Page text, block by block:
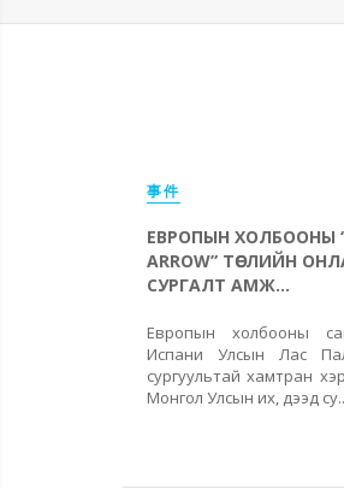
事件
ЕВРОПЫН ХОЛБООНЫ
ARROW” ТӨСЛИЙН
СУРГАЛТ АМЖ...
Европын холбооны
Испани Улсын Лас
сургуультай хамтран
Монгол Улсын их, дээд